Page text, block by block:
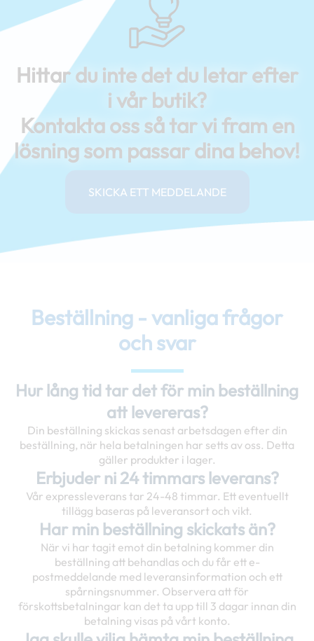
Hittar du inte det du letar efter
i vår butik?
Kontakta oss så tar vi fram en
lösning som passar dina behov!
SKICKA ETT MEDDELANDE
Beställning - vanliga frågor
och svar
Hur lång tid tar det för min beställning
att levereras?
Din beställning skickas senast arbetsdagen efter din
beställning, när hela betalningen har setts av oss. Detta
gäller produkter i lager.
Erbjuder ni 24 timmars leverans?
Vår expressleverans tar 24-48 timmar. Ett eventuellt
tillägg baseras på leveransort och vikt.
Har min beställning skickats än?
När vi har tagit emot din betalning kommer din
beställning att behandlas och du får ett e-
postmeddelande med leveransinformation och ett
spårningsnummer. Observera att för
förskottsbetalningar kan det ta upp till 3 dagar innan din
betalning visas på vårt konto.